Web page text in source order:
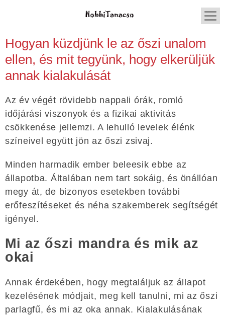
Hogyan küzdjünk le az őszi unalom
ellen, és mit tegyünk, hogy elkerüljük
annak kialakulását
Az év végét rövidebb nappali órák, romló
időjárási viszonyok és a fizikai aktivitás
csökkenése jellemzi. A lehulló levelek élénk
színeivel együtt jön az őszi zsivaj.
Minden harmadik ember beleesik ebbe az
állapotba. Általában nem tart sokáig, és önállóan
megy át, de bizonyos esetekben további
erőfeszítéseket és néha szakemberek segítségét
igényel.
Mi az őszi mandra és mik az
okai
Annak érdekében, hogy megtaláljuk az állapot
kezelésének módjait, meg kell tanulni, mi az őszi
parlagfű, és mi az oka annak. Kialakulásának